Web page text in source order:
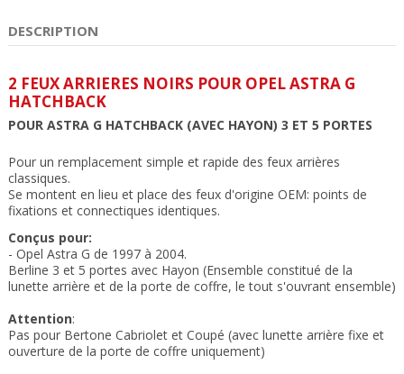
DESCRIPTION
2 FEUX ARRIERES NOIRS POUR OPEL ASTRA G
HATCHBACK
POUR ASTRA G HATCHBACK (AVEC HAYON) 3 ET 5 PORTES
Pour un remplacement simple et rapide des feux arrières
classiques.
Se montent en lieu et place des feux d'origine OEM: points de
fixations et connectiques identiques.
Conçus pour:
- Opel Astra G de 1997 à 2004.
Berline 3 et 5 portes avec Hayon (Ensemble constitué de la
lunette arrière et de la porte de coffre, le tout s'ouvrant ensemble)
Attention:
Pas pour Bertone Cabriolet et Coupé (avec lunette arrière fixe et
ouverture de la porte de coffre uniquement)